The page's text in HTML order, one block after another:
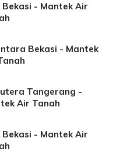
Bekasi - Mantek Air
Bekasi - Mantek
Tangerang -
Air Tanah
Bekasi - Mantek Air